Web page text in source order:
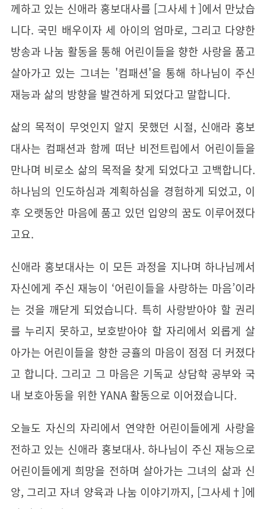
께하고 있는 신애라 홍보대사를 [그사세†]에서 만났습
니다. 국민 배우이자 세 아이의 엄마로, 그리고 다양한
방송과 나눔 활동을 통해 어린이들을 향한 사랑을 품고
살아가고 있는 그녀는 '컴패션'을 통해 하나님이 주신
재능과 삶의 방향을 발견하게 되었다고 말합니다.
삶의 목적이 무엇인지 알지 못했던 시절, 신애라 홍보
대사는 컴패션과 함께 떠난 비전트립에서 어린이들을
만나며 비로소 삶의 목적을 찾게 되었다고 고백합니다.
하나님의 인도하심과 계획하심을 경험하게 되었고, 이
후 오랫동안 마음에 품고 있던 입양의 꿈도 이루어졌다
고요.
신애라 홍보대사는 이 모든 과정을 지나며 하나님께서
자신에게 주신 재능이 ‘어린이들을 사랑하는 마음’이라
는 것을 깨닫게 되었습니다. 특히 사랑받아야 할 권리
를 누리지 못하고, 보호받아야 할 자리에서 외롭게 살
아가는 어린이들을 향한 긍휼의 마음이 점점 더 커졌다
고 합니다. 그리고 그 마음은 기독교 상담학 공부와 국
내 보호아동을 위한 YANA 활동으로 이어졌습니다.
오늘도 자신의 자리에서 연약한 어린이들에게 사랑을
전하고 있는 신애라 홍보대사. 하나님이 주신 재능으로
어린이들에게 희망을 전하며 살아가는 그녀의 삶과 신
앙, 그리고 자녀 양육과 나눔 이야기까지, [그사세†]에